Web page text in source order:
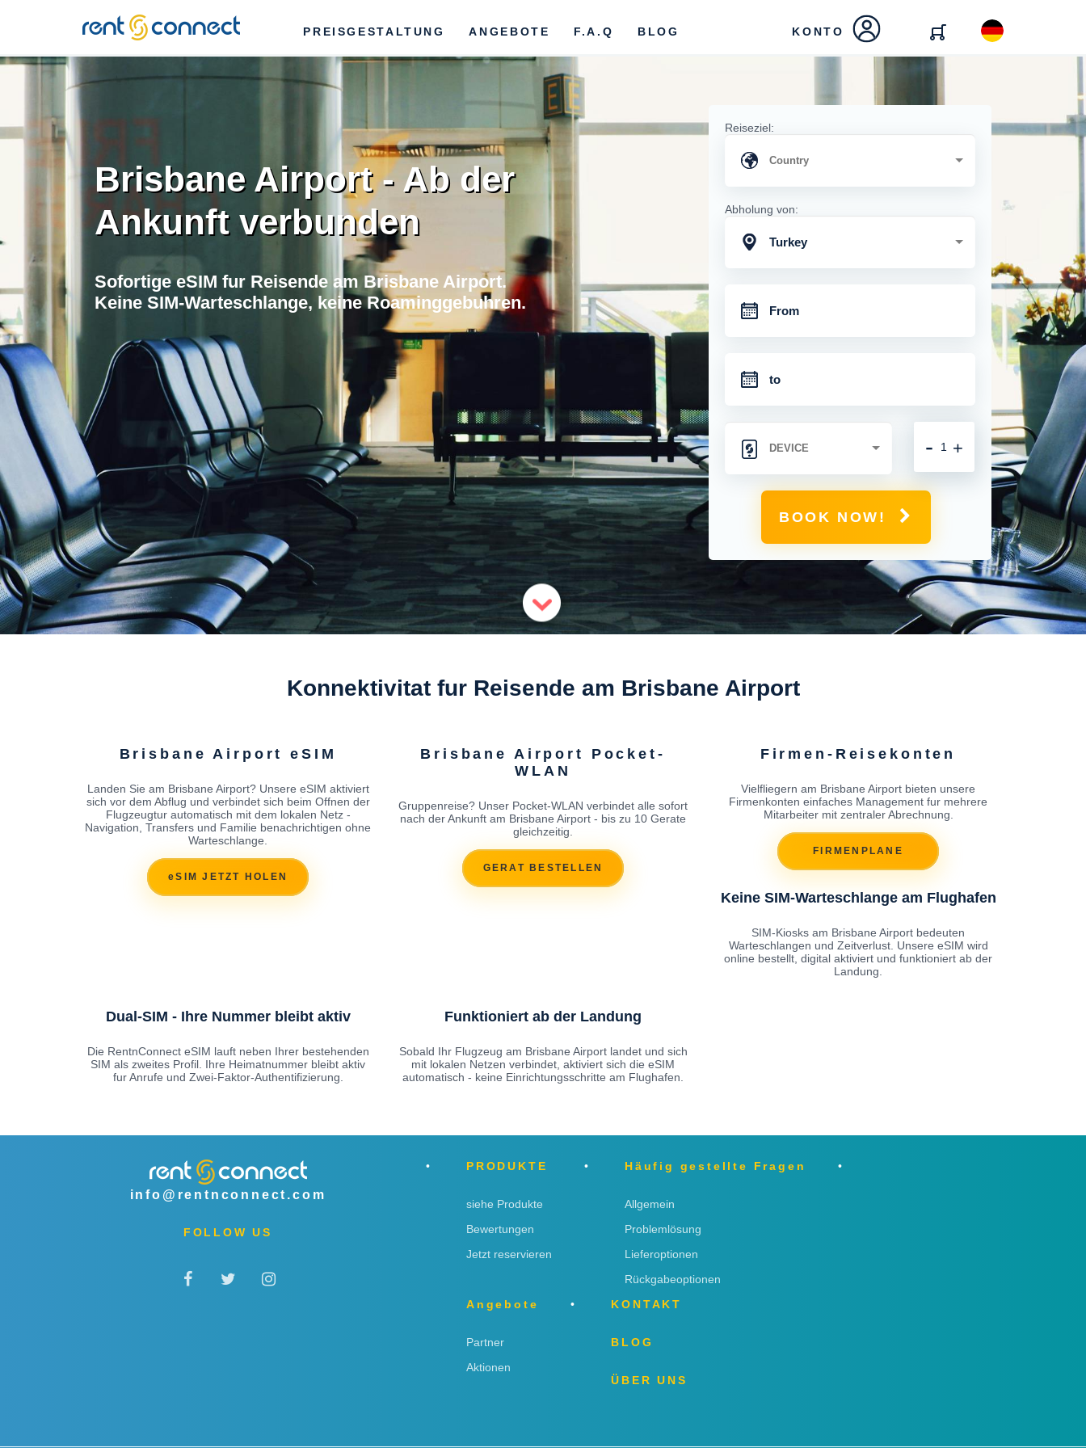
RENT'N
CONNECT
PREISGESTALTUNG ANGEBOTE F.A.Q BLOG KONTO
Brisbane Airport - Ab der
Ankunft verbunden
Sofortige eSIM fur Reisende am Brisbane Airport.
Keine SIM-Warteschlange, keine Roaminggebuhren.
Reiseziel:
Abholung von:
Turkey
+
-
BOOK NOW!
Konnektivitat fur Reisende am Brisbane Airport
Brisbane Airport eSIM
Landen Sie am Brisbane Airport? Unsere eSIM aktiviert
sich vor dem Abflug und verbindet sich beim Offnen der
Flugzeugtur automatisch mit dem lokalen Netz -
Navigation, Transfers und Familie benachrichtigen ohne
Warteschlange.
eSIM JETZT HOLEN
Brisbane Airport Pocket-
WLAN
Gruppenreise? Unser Pocket-WLAN verbindet alle sofort
nach der Ankunft am Brisbane Airport - bis zu 10 Gerate
gleichzeitig.
GERAT BESTELLEN
Firmen-Reisekonten
Vielfliegern am Brisbane Airport bieten unsere
Firmenkonten einfaches Management fur mehrere
Mitarbeiter mit zentraler Abrechnung.
FIRMENPLANE
Keine SIM-Warteschlange am Flughafen
SIM-Kiosks am Brisbane Airport bedeuten
Warteschlangen und Zeitverlust. Unsere eSIM wird
online bestellt, digital aktiviert und funktioniert ab der
Landung.
Dual-SIM - Ihre Nummer bleibt aktiv
Die RentnConnect eSIM lauft neben Ihrer bestehenden
SIM als zweites Profil. Ihre Heimatnummer bleibt aktiv
fur Anrufe und Zwei-Faktor-Authentifizierung.
Funktioniert ab der Landung
Sobald Ihr Flugzeug am Brisbane Airport landet und sich
mit lokalen Netzen verbindet, aktiviert sich die eSIM
automatisch - keine Einrichtungsschritte am Flughafen.
info@rentnconnect.com
FOLLOW US
PRODUKTE
siehe Produkte
Bewertungen
Jetzt reservieren
Häufig gestellte Fragen
Allgemein
Problemlösung
Lieferoptionen
Rückgabeoptionen
Angebote
Partner
Aktionen
KONTAKT
BLOG
ÜBER UNS